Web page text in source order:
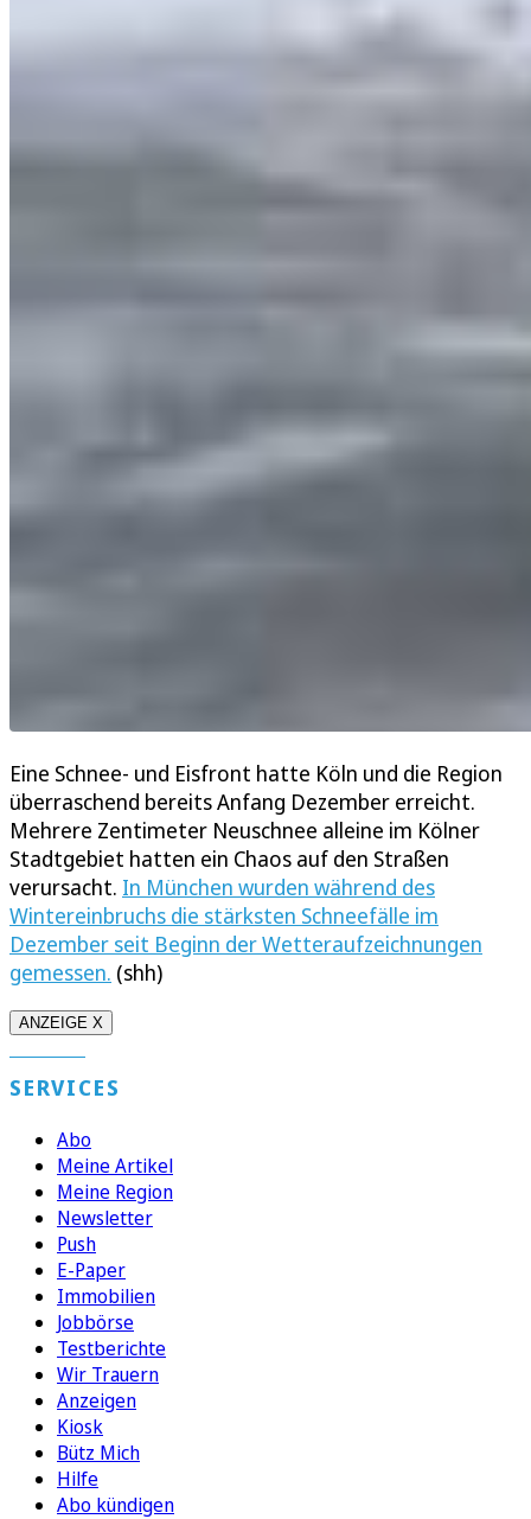
Eine Schnee- und Eisfront hatte Köln und die Region
überraschend bereits Anfang Dezember erreicht.
Mehrere Zentimeter Neuschnee alleine im Kölner
Stadtgebiet hatten ein Chaos auf den Straßen
verursacht. In München wurden während des
Wintereinbruchs die stärksten Schneefälle im
Dezember seit Beginn der Wetteraufzeichnungen
gemessen. (shh)
ANZEIGE X
SERVICES
Abo
Meine Artikel
Meine Region
Newsletter
Push
E-Paper
Immobilien
Jobbörse
Testberichte
Wir Trauern
Anzeigen
Kiosk
Bütz Mich
Hilfe
Abo kündigen